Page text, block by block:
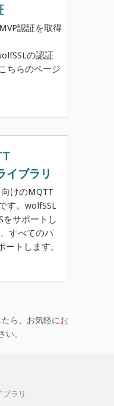
認証を取得
の認証
ちらのページ
イブラリ
けのMQTT
す。wolfSSL
をサポートし
すべてのパ
トします。
ら、お気軽にお
い。
ラリ